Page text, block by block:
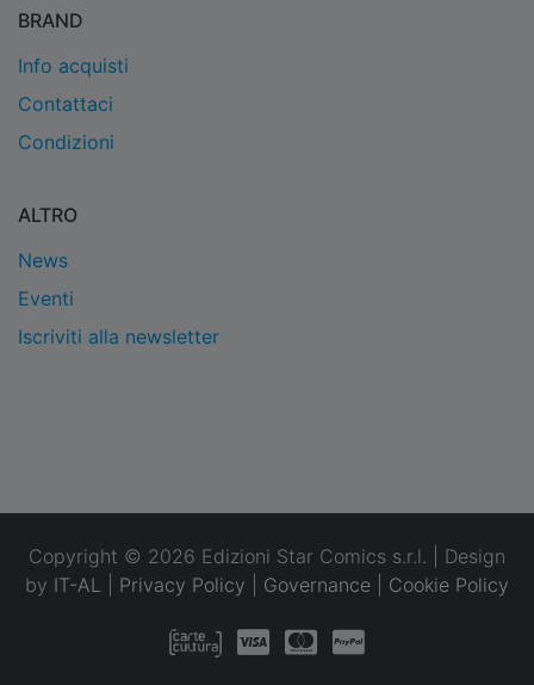
BRAND
Info acquisti
Contattaci
Condizioni
ALTRO
News
Eventi
Iscriviti alla newsletter
Copyright © 2026 Edizioni Star Comics s.r.l. | Design
by IT-AL Privacy Policy Governance Cookie Policy